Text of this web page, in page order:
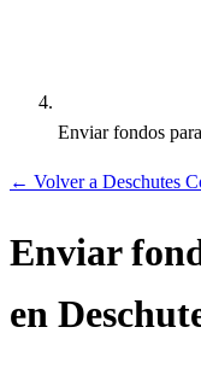
Enviar fondos
← Volver a Deschutes
Enviar
en